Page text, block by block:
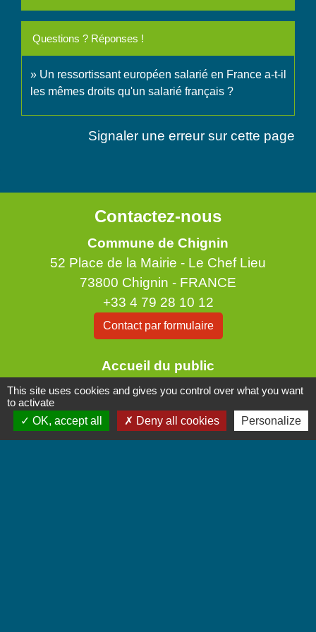
Questions ? Réponses !
Un ressortissant européen salarié en France a-t-il
les mêmes droits qu'un salarié français ?
Signaler une erreur sur cette page
Contactez-nous
Commune de Chignin
52 Place de la Mairie - Le Chef Lieu
73800 Chignin - FRANCE
+33 4 79 28 10 12
Contact par formulaire
Accueil du public
Lundi et Jeudi de 16h à 19h.
This site uses cookies and gives you control over what you want
to activate
OK, accept all
Deny all cookies Personalize